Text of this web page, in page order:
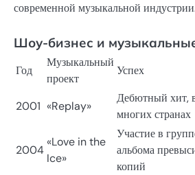
современной музыкальной
Шоу-бизнес и
Год
Музыкальный
проект
Успех
2001 «Replay»
Дебютный хит,
многих странах
2004
«Love in the
Ice»
Участие в
альбома
копий